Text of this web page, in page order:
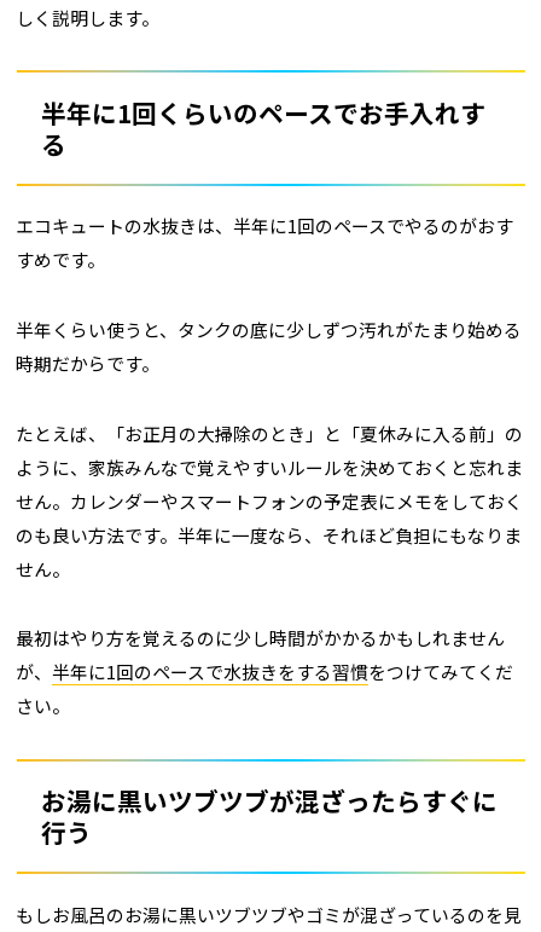
しく説明します。
半年に1回くらいのペースでお手入れす
る
エコキュートの水抜きは、半年に1回のペースでやるのがおす
すめです。
半年くらい使うと、タンクの底に少しずつ汚れがたまり始める
時期だからです。
たとえば、「お正月の大掃除のとき」と「夏休みに入る前」の
ように、家族みんなで覚えやすいルールを決めておくと忘れま
せん。カレンダーやスマートフォンの予定表にメモをしておく
のも良い方法です。半年に一度なら、それほど負担にもなりま
せん。
最初はやり方を覚えるのに少し時間がかかるかもしれません
が、半年に1回のペースで水抜きをする習慣をつけてみてくだ
さい。
お湯に黒いツブツブが混ざったらすぐに
行う
もしお風呂のお湯に黒いツブツブやゴミが混ざっているのを見